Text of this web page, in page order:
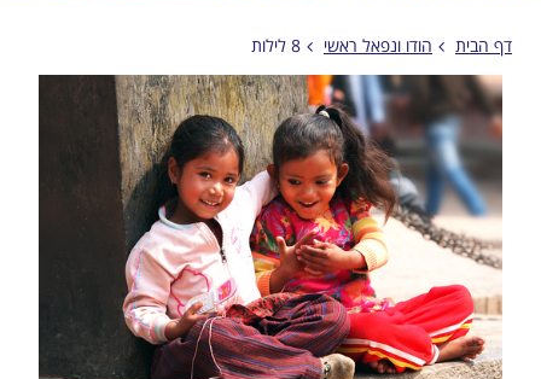
דף הבית הודו ונפאל ראשי 8 לילות